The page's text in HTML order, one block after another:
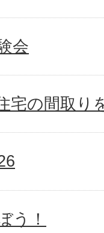
会
宅の間取り
う！